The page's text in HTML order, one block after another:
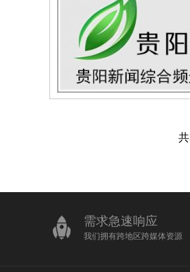
需求急速响应
我们拥有跨地区跨媒体资源